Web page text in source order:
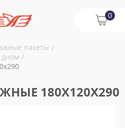
0
пакеты
180Х120Х290